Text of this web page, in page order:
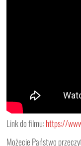
Link do filmu:https://
Możecie Państwo